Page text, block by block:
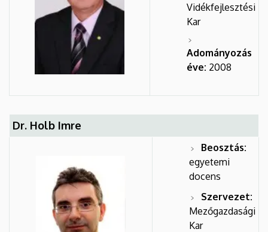
Vidékfejlesztési
Kar
Adományozás
éve: 2008
Dr. Holb Imre
Beosztás:
egyetemi
docens
Szervezet:
Mezőgazdasági
Kar